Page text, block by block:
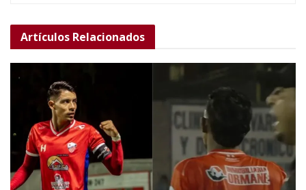
Artículos Relacionados